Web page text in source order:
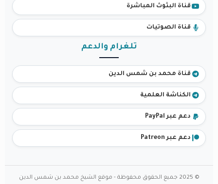
قناة البثوث المباشرة
قناة الصوتيات
تلغرام والدعم
قناة محمد بن شمس الدين
الكناشة العلمية
دعم عبر PayPal
دعم عبر Patreon
© 2025 جميع الحقوق محفوظة - موقع الشيخ محمد بن شمس الدين